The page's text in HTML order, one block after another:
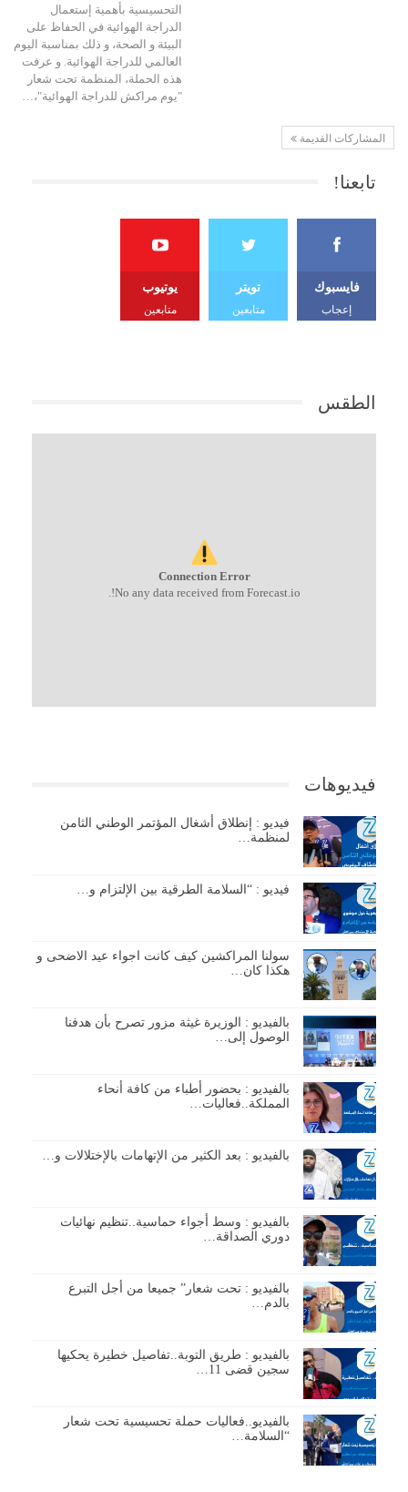
التحسيسية بأهمية إستعمال
الدراجة الهوائية في الحفاظ على
البيئة و الصحة، و ذلك بمناسبة اليوم
العالمي للدراجة الهوائية. و عرفت
هذه الحملة، المنظمة تحت شعار
"يوم مراكش للدراجة الهوائية"،…
المشاركات القديمة
تابعنا!
فايسبوك
إعجاب
تويتر
متابعين
يوتيوب
متابعين
الطقس
Connection Error
No any data received from Forecast.io!.
فيديوهات
فيديو : إنطلاق أشغال المؤتمر الوطني الثامن
لمنظمة…
فيديو : “السلامة الطرقية بين الإلتزام و…
سولنا المراكشين كيف كانت اجواء عيد الاضحى و
هكذا كان…
بالفيديو : الوزيرة غيثة مزور تصرح بأن هدفنا
الوصول إلى…
بالفيديو : بحضور أطباء من كافة أنحاء
المملكة..فعاليات…
بالفيديو : بعد الكثير من الإتهامات بالإختلالات و…
بالفيديو : وسط أجواء حماسية..تنظيم نهائيات
دوري الصداقة…
بالفيديو : تحت شعار” جميعا من أجل التبرع
بالدم…
بالفيديو : طريق التوبة..تفاصيل خطيرة يحكيها
سجين قضى 11…
بالفيديو..فعاليات حملة تحسيسية تحت شعار
“السلامة…